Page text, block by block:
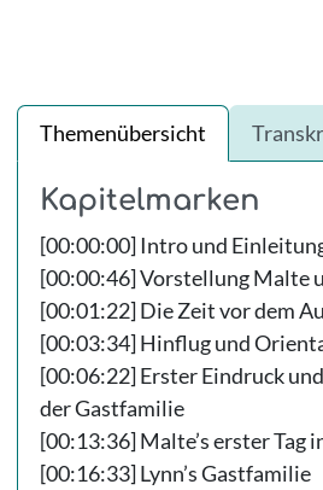
Themenübersicht
Kapitelmarken
[00:00:00] Intro und
[00:00:46] Vorstellung Malte
[00:01:22] Die Zeit vor dem
[00:03:34] Hinflug und
[00:06:22] Erster Eindruck
der Gastfamilie
[00:13:36] Malte’s erster Tag
[00:16:33] Lynn’s Gastfamilie